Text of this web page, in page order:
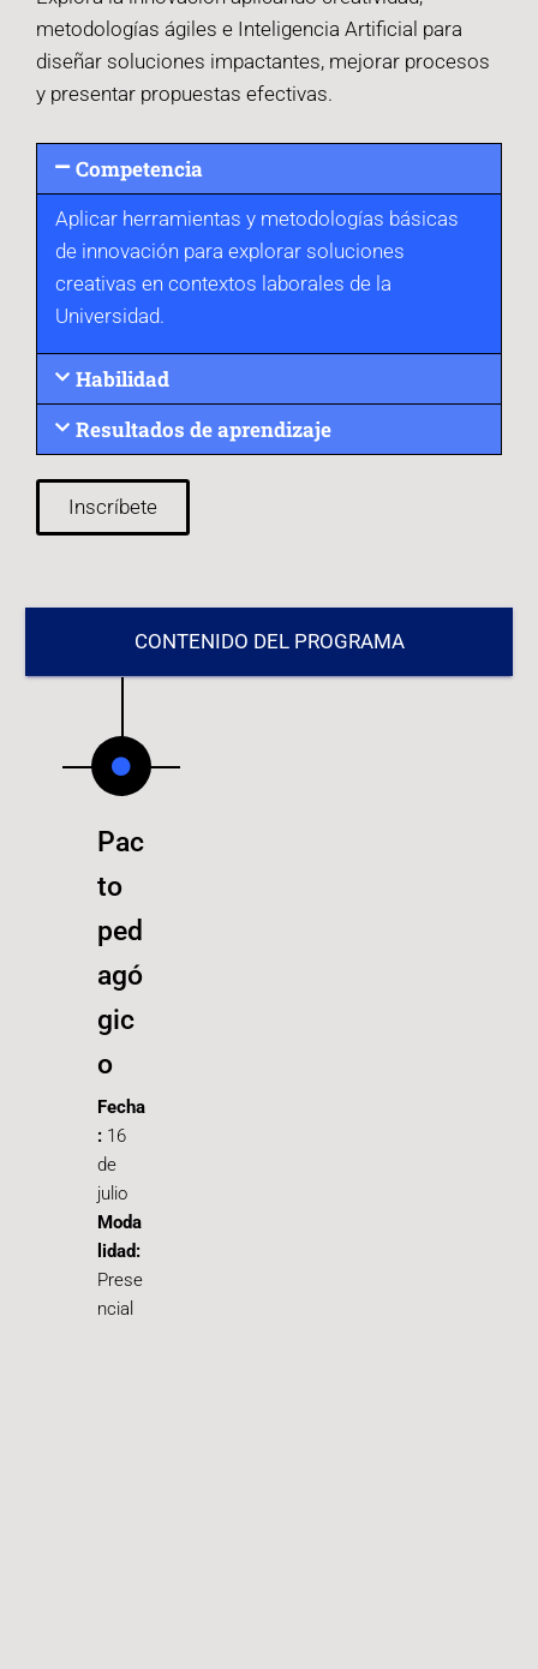
metodologías ágiles e Inteligencia Artificial para
diseñar soluciones impactantes, mejorar procesos
y presentar propuestas efectivas.
Competencia
Aplicar herramientas y metodologías básicas
de innovación para explorar soluciones
creativas en contextos laborales de la
Universidad.
Habilidad
Resultados de aprendizaje
Inscríbete
CONTENIDO DEL PROGRAMA​
Pac
to
ped
agó
gic
o
Fecha
: 16
de
julio
Moda
lidad:
Prese
ncial